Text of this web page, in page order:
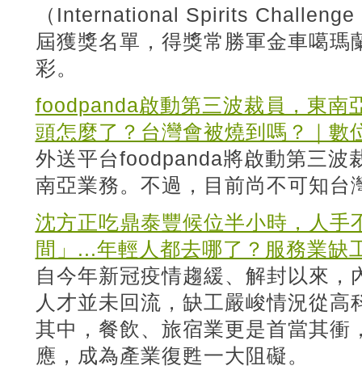
（International Spirits
屆獲獎名單，得獎常勝軍金車噶
彩。
foodpanda啟動第三波裁員，東南
頭怎麼了？台灣會被燒到嗎？｜數
外送平台foodpanda將啟動第三波
南亞業務。不過，目前尚不可知台
沈方正吃鼎泰豐候位半小時，人手
間」...年輕人都去哪了？服務業缺
自今年新冠疫情趨緩、解封以來，
人才並未回流，缺工嚴峻情況從
其中，餐飲、旅宿業更是首當其衝
應，成為產業復甦一大阻礙。